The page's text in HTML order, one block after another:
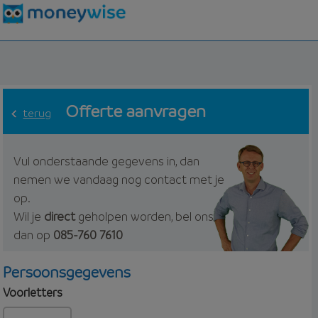
terug Offerte aanvragen
Vul onderstaande gegevens in, dan
nemen we vandaag nog contact met je
op.
Wil je directgeholpen worden, bel ons
dan op 085-760 7610
Persoonsgegevens
Voorletters